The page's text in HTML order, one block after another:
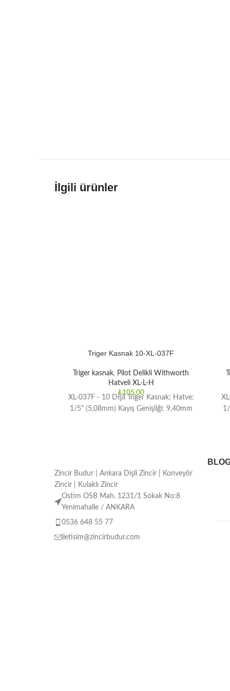
İlgili ürünler
Triger Kasnak 10-XL-037F
Triger kasnak, Pilot Delikli Withworth
Hatveli XL-L-H
₺105,00
XL-037F - 10 Dişli Triger Kasnak; Hatve:
1/5" (5,08mm) Kayış Genişliği: 9,40mm
Zincir Budur | Ankara Dişli Zincir | Konveyör
Zincir | Kulaklı Zincir
Ostim OSB Mah. 1231/1 Sokak No:8
Yenimahalle / ANKARA
0536 648 55 77
iletisim@zincirbudur.com